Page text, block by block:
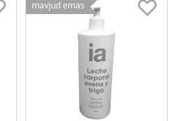
mavjud emas